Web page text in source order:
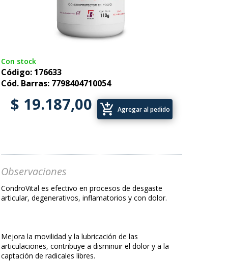
Con stock
Código: 176633
Cód. Barras: 7798404710054
$ 19.187,00 add_shopping_cart Agregar al pedido
Observaciones
CondroVital es efectivo en procesos de desgaste
articular, degenerativos, inflamatorios y con dolor.
Mejora la movilidad y la lubricación de las
articulaciones, contribuye a disminuir el dolor y a la
captación de radicales libres.